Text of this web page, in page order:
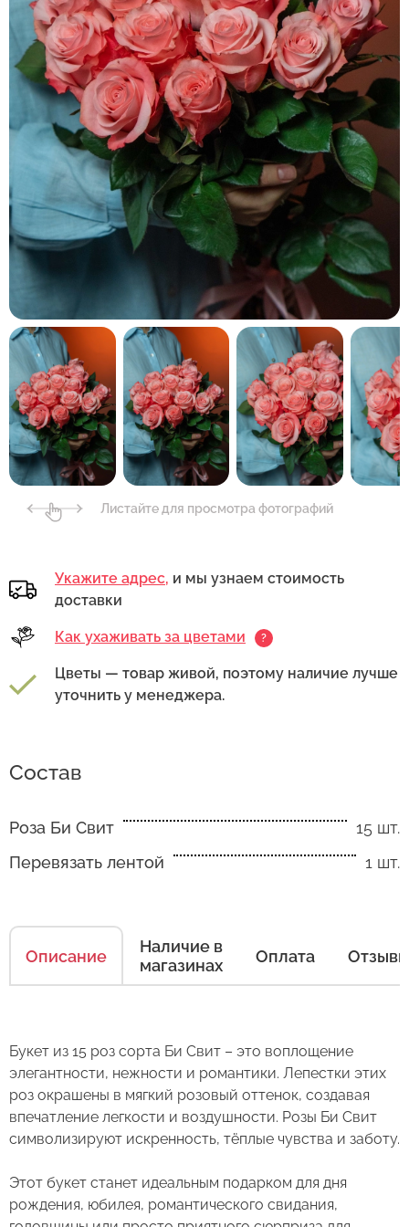
Листайте для просмотра фотографий
Укажите адрес, и мы узнаем стоимость
доставки
Как ухаживать за цветами ?
Цветы — товар живой, поэтому наличие лучше
уточнить у менеджера.
Состав
Роза Би Свит
15 шт.
Перевязать лентой
1 шт.
Описание
Наличие в
магазинах
Оплата Отзывы
Букет из 15 роз сорта Би Свит – это воплощение
элегантности, нежности и романтики. Лепестки этих
роз окрашены в мягкий розовый оттенок, создавая
впечатление легкости и воздушности. Розы Би Свит
символизируют искренность, тёплые чувства и заботу.
Этот букет станет идеальным подарком для дня
рождения, юбилея, романтического свидания,
Оставьте свой отзыв
Сервис:
Есть несколько простых правил, чтобы цветы
в Вашем букете или композиции сохраняли
1. Переносите букеты в транспортировочной
бумаге.
2. Минимизируйте нахождение цветов
3. Если Вы перевозите букет, убедитесь, что
он правильно упакован. В зимнее время, даже
кнопку "Выбрать".